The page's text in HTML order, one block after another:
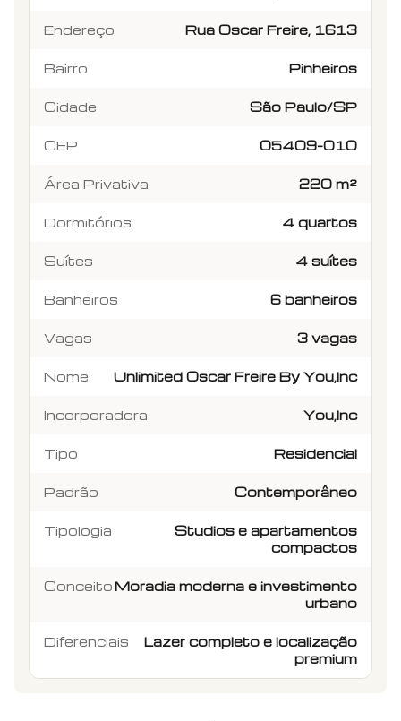
Endereço Rua Oscar Freire, 1613
Bairro Pinheiros
Cidade São Paulo/SP
CEP 05409-010
Área Privativa 220 m²
Dormitórios 4 quartos
Suítes 4 suítes
Banheiros 6 banheiros
Vagas 3 vagas
Nome Unlimited Oscar Freire By You,Inc
Incorporadora You,Inc
Tipo Residencial
Padrão Contemporâneo
Tipologia
Studios e apartamentos
compactos
ConceitoMoradia moderna e investimento
urbano
Diferenciais
Lazer completo e localização
premium